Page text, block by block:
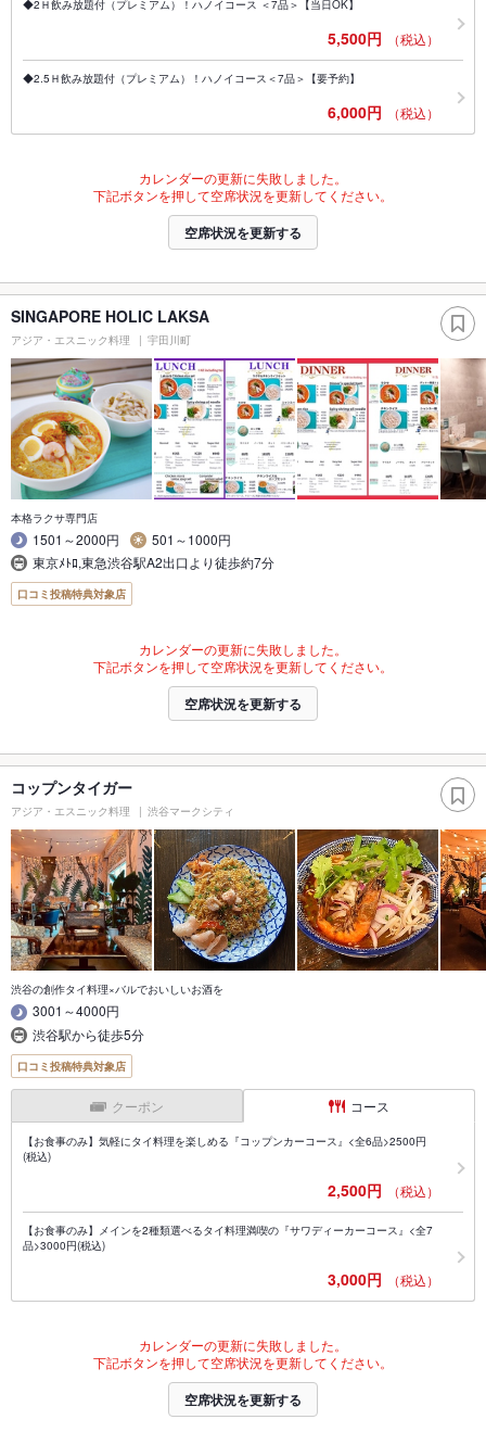
◆2Ｈ飲み放題付（プレミアム）！ハノイコース ＜7品＞【当日OK】
5,500円 （税込）
◆2.5Ｈ飲み放題付（プレミアム）！ハノイコース＜7品＞【要予約】
6,000円 （税込）
カレンダーの更新に失敗しました。
下記ボタンを押して空席状況を更新してください。
空席状況を更新する
SINGAPORE HOLIC LAKSA
アジア・エスニック料理 宇田川町
本格ラクサ専門店
1501～2000円
501～1000円
東京ﾒﾄﾛ,東急渋谷駅A2出口より徒歩約7分
口コミ投稿特典対象店
カレンダーの更新に失敗しました。
下記ボタンを押して空席状況を更新してください。
空席状況を更新する
コップンタイガー
アジア・エスニック料理 渋谷マークシティ
渋谷の創作タイ料理×バルでおいしいお酒を
3001～4000円
渋谷駅から徒歩5分
口コミ投稿特典対象店
クーポン コース
【お食事のみ】気軽にタイ料理を楽しめる『コップンカーコース』<全6品>2500円
(税込)
2,500円 （税込）
【お食事のみ】メインを2種類選べるタイ料理満喫の『サワディーカーコース』<全7
品>3000円(税込)
3,000円 （税込）
カレンダーの更新に失敗しました。
下記ボタンを押して空席状況を更新してください。
空席状況を更新する